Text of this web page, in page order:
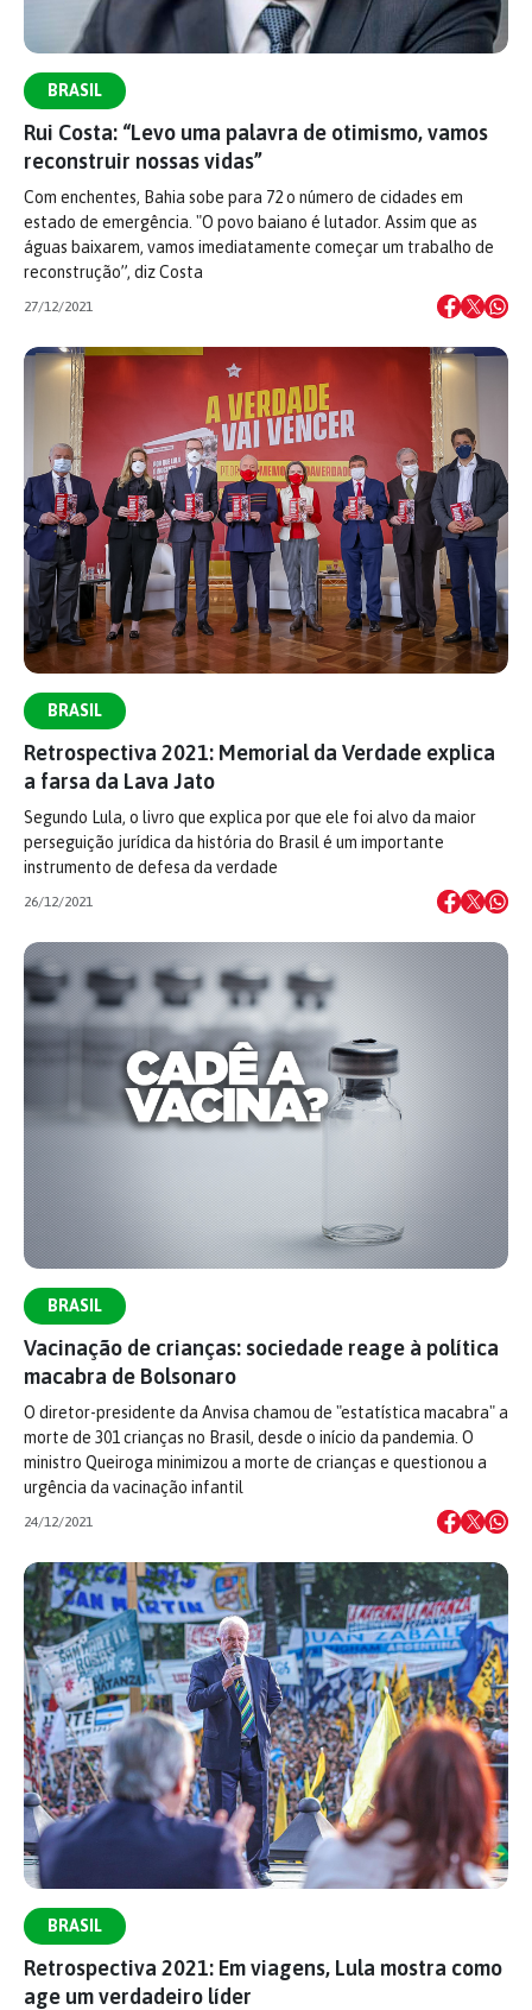
BRASIL
Rui Costa: “Levo uma palavra de otimismo, vamos
reconstruir nossas vidas”
Com enchentes, Bahia sobe para 72 o número de cidades em
estado de emergência. "O povo baiano é lutador. Assim que as
águas baixarem, vamos imediatamente começar um trabalho de
reconstrução”, diz Costa
27/12/2021
BRASIL
Retrospectiva 2021: Memorial da Verdade explica
a farsa da Lava Jato
Segundo Lula, o livro que explica por que ele foi alvo da maior
perseguição jurídica da história do Brasil é um importante
instrumento de defesa da verdade
26/12/2021
BRASIL
Vacinação de crianças: sociedade reage à política
macabra de Bolsonaro
O diretor-presidente da Anvisa chamou de "estatística macabra" a
morte de 301 crianças no Brasil, desde o início da pandemia. O
ministro Queiroga minimizou a morte de crianças e questionou a
urgência da vacinação infantil
24/12/2021
BRASIL
Retrospectiva 2021: Em viagens, Lula mostra como
age um verdadeiro líder